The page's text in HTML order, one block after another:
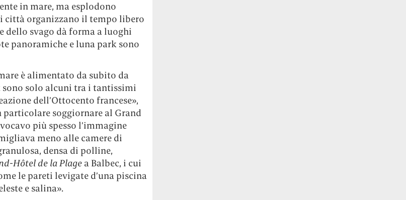
in mare, ma esplodono
città organizzano il tempo libero
dello svago dà forma a luoghi
panoramiche e luna park sono
è alimentato da subito da
solo alcuni tra i tantissimi
dell’Ottocento francese»,
soggiornare al Grand
più spesso l’immagine
meno alle camere di
densa di polline,
Hôtel de la Plage a Balbec, i cui
le pareti levigate d’una piscina
e salina».